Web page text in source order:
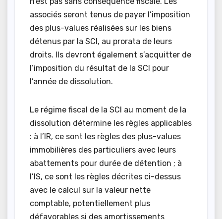
associés seront tenus de payer l’imposition
des plus-values réalisées sur les biens
détenus par la SCI, au prorata de leurs
droits. Ils devront également s’acquitter de
l’imposition du résultat de la SCI pour
l’année de dissolution.
Le régime fiscal de la SCI au moment de la
dissolution détermine les règles applicables
: à l’IR, ce sont les règles des plus-values
immobilières des particuliers avec leurs
abattements pour durée de détention ; à
l’IS, ce sont les règles décrites ci-dessus
avec le calcul sur la valeur nette
comptable, potentiellement plus
défavorables si des amortissements